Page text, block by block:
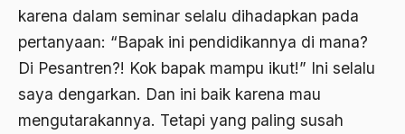
karena dalam seminar selalu dihadapkan pada
pertanyaan: “Bapak ini pendidikannya di mana?
Di Pesantren?! Kok bapak mampu ikut!” Ini selalu
saya dengarkan. Dan ini baik karena mau
mengutarakannya. Tetapi yang paling susah
Akbar tanjung
akhlak
Akhlaq
Akidah